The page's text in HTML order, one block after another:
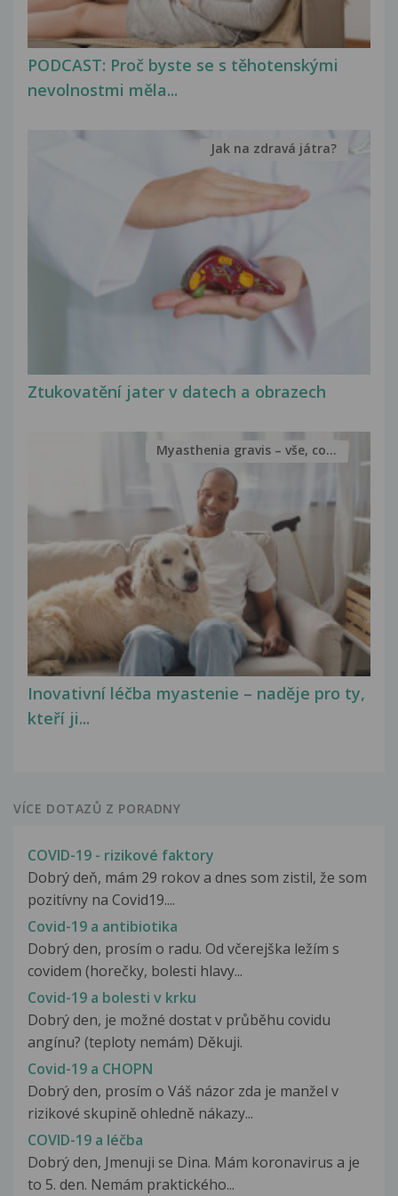
PODCAST: Proč byste se s těhotenskými
nevolnostmi měla...
Ztukovatění jater v datech a obrazech
Jak na zdravá játra?
Inovativní léčba myastenie – naděje pro ty,
kteří ji...
Myasthenia gravis – vše, co...
VÍCE DOTAZŮ Z PORADNY
COVID-19 - rizikové faktory
Dobrý deň, mám 29 rokov a dnes som zistil, že som
pozitívny na Covid19....
Covid-19 a antibiotika
Dobrý den, prosím o radu. Od včerejška ležím s
covidem (horečky, bolesti hlavy...
Covid-19 a bolesti v krku
Dobrý den, je možné dostat v průběhu covidu
angínu? (teploty nemám) Děkuji.
Covid-19 a CHOPN
Dobrý den, prosím o Váš názor zda je manžel v
rizikové skupině ohledně nákazy...
COVID-19 a léčba
Dobrý den, Jmenuji se Dina. Mám koronavirus a je
to 5. den. Nemám praktického...